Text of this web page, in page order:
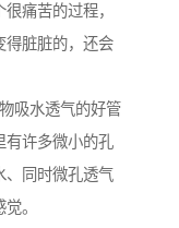
痛苦的过程，
得脏脏的，还会
吸水透气的好管
有许多微小的孔
、同时微孔透气
。